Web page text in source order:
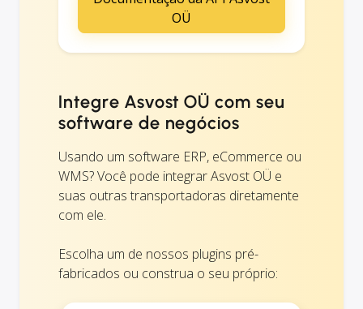
OÜ
Integre Asvost OÜ com seu
software de negócios
Usando um software ERP, eCommerce ou
WMS? Você pode integrar Asvost OÜ e
suas outras transportadoras diretamente
com ele.
Escolha um de nossos plugins pré-
fabricados ou construa o seu próprio: